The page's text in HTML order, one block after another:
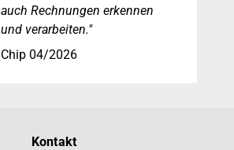
auch Rechnungen erkennen
und verarbeiten."
Chip 04/2026
Kontakt